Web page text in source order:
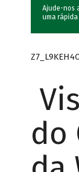
Ajude-nos
uma rápida
do